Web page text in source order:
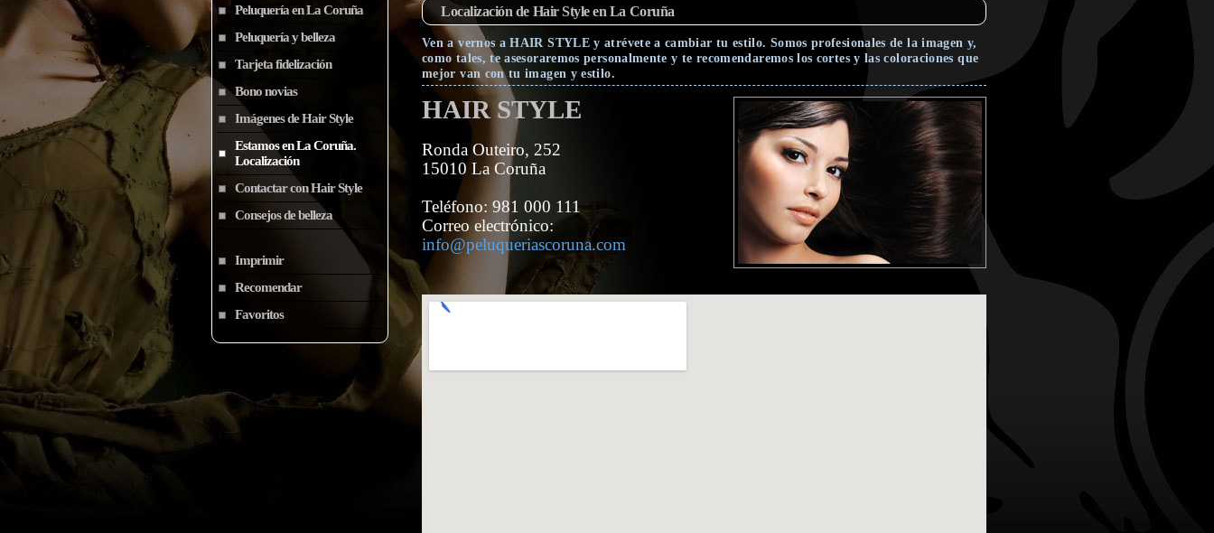
Peluquería en La Coruña
Peluquería y belleza
Tarjeta fidelización
Bono novias
Imágenes de Hair Style
Estamos en La Coruña.
Localización
Contactar con Hair Style
Consejos de belleza
Imprimir
Recomendar
Favoritos
Localización de Hair Style en La Coruña
Ven a vernos a HAIR STYLE y atrévete a cambiar tu estilo. Somos profesionales de la imagen y,
como tales, te asesoraremos personalmente y te recomendaremos los cortes y las coloraciones que
mejor van con tu imagen y estilo.
HAIR STYLE
Ronda Outeiro, 252
15010 La Coruña
Teléfono: 981 000 111
Correo electrónico:
info@peluqueriascoruna.com